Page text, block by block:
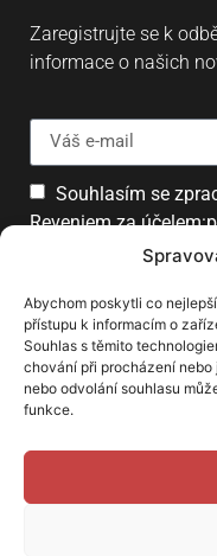
Abychom poskytli co
přístupu k informacím o
Souhlas s těmito
chování při procházení
nebo odvolání souhlasu
funkce.
Zaregistrujte se k
informace o našich
Souhlasím se
Reveniem za
možné se kdykoliv